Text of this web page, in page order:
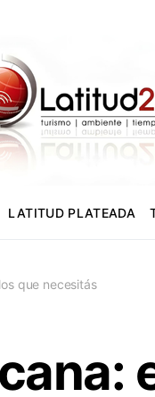
LATITUD PLATEADA
que necesitás